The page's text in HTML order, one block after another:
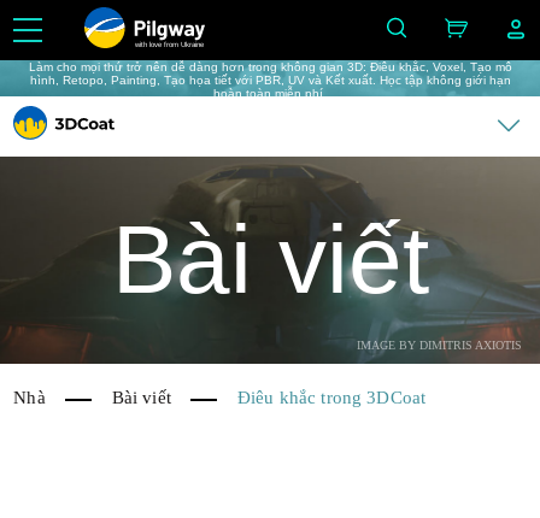
with love from Ukraine
Làm cho mọi thứ trở nên dễ dàng hơn trong không gian 3D: Điêu khắc, Voxel, Tạo mô
hình, Retopo, Painting, Tạo họa tiết với PBR, UV và Kết xuất. Học tập không giới hạn
hoàn toàn miễn phí.
IMAGE BY DIMITRIS AXIOTIS
Bài viết
Nhà Bài viết Điêu khắc trong 3DCoat